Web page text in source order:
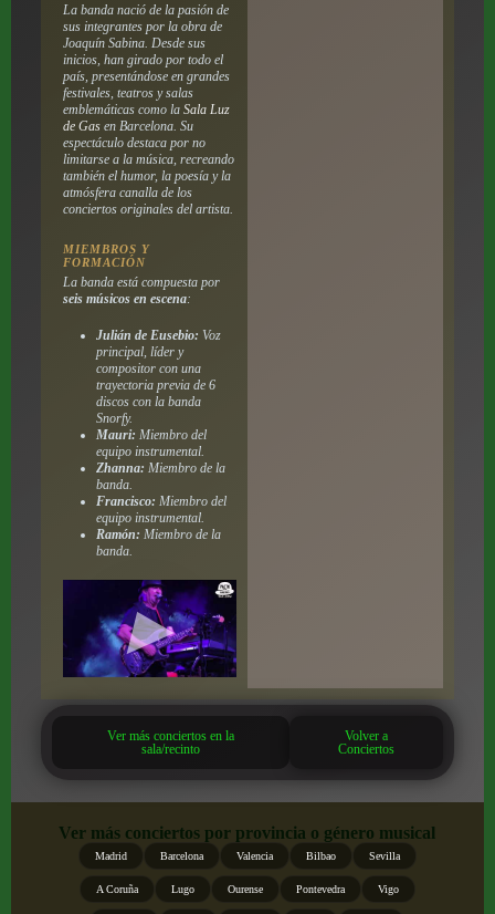
La banda nació de la pasión de
sus integrantes por la obra de
Joaquín Sabina. Desde sus
inicios, han girado por todo el
país, presentándose en grandes
festivales, teatros y salas
emblemáticas como la Sala Luz
de Gasen Barcelona. Su
espectáculo destaca por no
limitarse a la música, recreando
también el humor, la poesía y la
atmósfera canalla de los
conciertos originales del artista.
MIEMBROS Y
FORMACIÓN
La banda está compuesta por
seis músicos en escena:
Julián de Eusebio: Voz
principal, líder y
compositor con una
trayectoria previa de 6
discos con la banda
Snorfy.
Mauri: Miembro del
equipo instrumental.
Zhanna: Miembro de la
banda.
Francisco: Miembro del
equipo instrumental.
Ramón: Miembro de la
banda.
Ver más conciertos en la
sala/recinto
Volver a
Conciertos
Ver más conciertos por provincia o género musical
Madrid Barcelona Valencia Bilbao Sevilla
A Coruña Lugo Ourense Pontevedra Vigo